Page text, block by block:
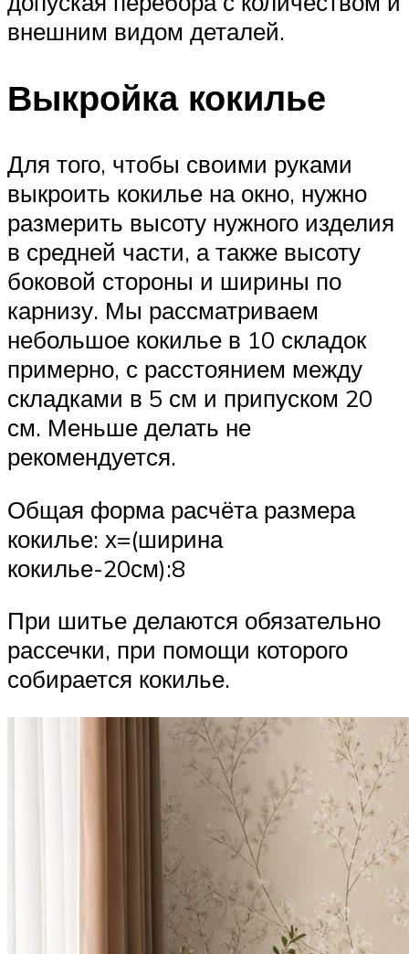
внешним видом деталей.
Выкройка кокилье
Для того, чтобы своими руками
выкроить кокилье на окно, нужно
размерить высоту нужного изделия
в средней части, а также высоту
боковой стороны и ширины по
карнизу. Мы рассматриваем
небольшое кокилье в 10 складок
примерно, с расстоянием между
складками в 5 см и припуском 20
см. Меньше делать не
рекомендуется.
Общая форма расчёта размера
кокилье: х=(ширина
кокилье-20см):8
При шитье делаются обязательно
рассечки, при помощи которого
собирается кокилье.